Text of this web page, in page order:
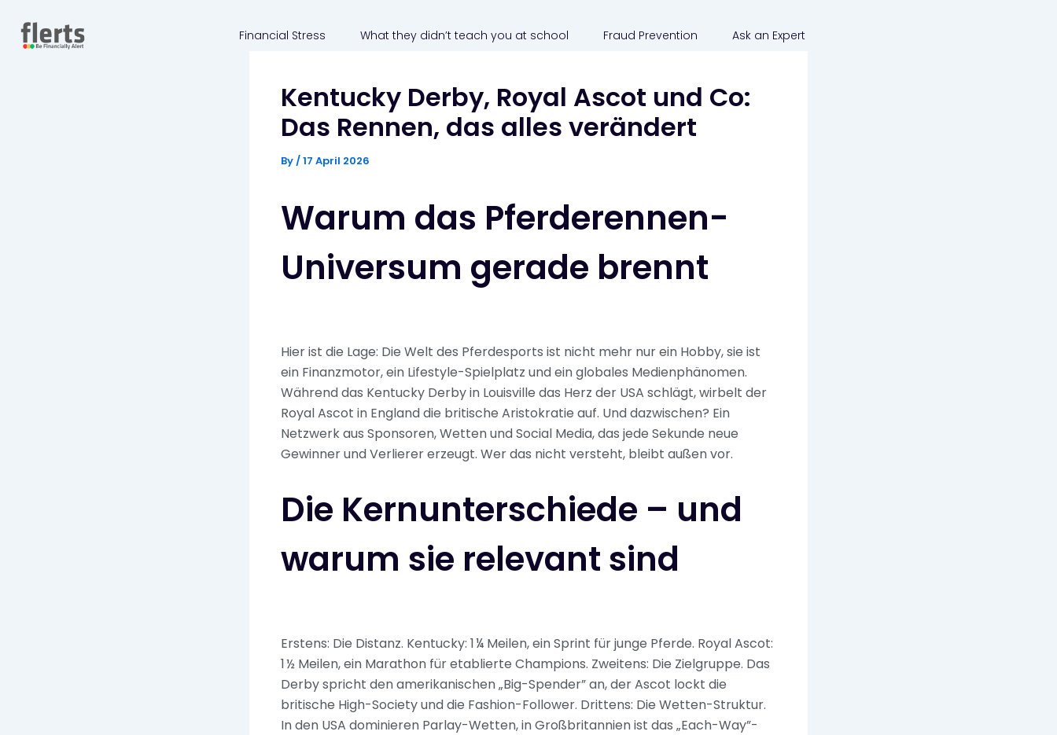
content
Financial Stress What they didn’t teach you at school Fraud Prevention Ask an Expert
Kentucky Derby, Royal Ascot und Co:
Das Rennen, das alles verändert
By/17 April 2026
Warum das Pferderennen-
Universum gerade brennt
Hier ist die Lage: Die Welt des Pferdesports ist nicht mehr nur ein Hobby, sie ist
ein Finanzmotor, ein Lifestyle-Spielplatz und ein globales Medienphänomen.
Während das Kentucky Derby in Louisville das Herz der USA schlägt, wirbelt der
Royal Ascot in England die britische Aristokratie auf. Und dazwischen? Ein
Netzwerk aus Sponsoren, Wetten und Social Media, das jede Sekunde neue
Gewinner und Verlierer erzeugt. Wer das nicht versteht, bleibt außen vor.
Die Kernunterschiede – und
warum sie relevant sind
Erstens: Die Distanz. Kentucky: 1 ¼ Meilen, ein Sprint für junge Pferde. Royal Ascot:
1 ½ Meilen, ein Marathon für etablierte Champions. Zweitens: Die Zielgruppe. Das
Derby spricht den amerikanischen „Big-Spender” an, der Ascot lockt die
britische High-Society und die Fashion-Follower. Drittens: Die Wetten-Struktur.
In den USA dominieren Parlay-Wetten, in Großbritannien ist das „Each-Way”-